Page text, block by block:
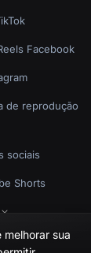
Facebook
de reprodução
sociais
Shorts
sua